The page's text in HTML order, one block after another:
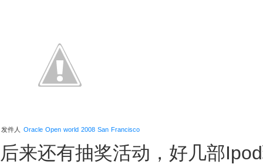
发件人 Oracle Open world 2008 San Francisco
后来还有抽奖活动，好几部